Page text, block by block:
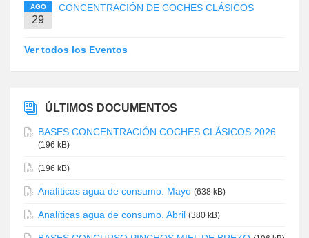
AGO
29
CONCENTRACIÓN DE COCHES CLÁSICOS
Ver todos los Eventos
ÚLTIMOS DOCUMENTOS
BASES CONCENTRACIÓN COCHES CLÁSICOS 2026
(196 kB)
(196 kB)
Analíticas agua de consumo. Mayo (638 kB)
Analíticas agua de consumo. Abril (380 kB)